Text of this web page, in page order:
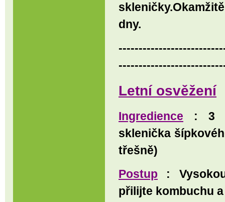
dny.
Letní osvěžení
Ingredience : 3
sklenička
třešně)
Postup :
přilijte kombuchu